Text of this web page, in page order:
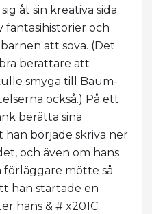
åt sin kreativa sida.
fantasihistorier och
att sova. (Det
berättare att
smyga till Baum-
också.) På ett
berätta sina
han började skriva ner
och även om hans
mötte så
han startade en
hans & # x201C;